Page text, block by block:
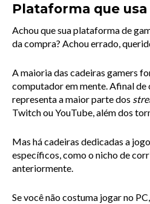
Plataforma que
Achou que sua plataforma de
da compra? Achou errado,
A maioria das cadeiras gamers
computador em mente. Afinal
representa a maior parte dos
Twitch ou YouTube, além dos
Mas há cadeiras dedicadas a
específicos, como o nicho de
anteriormente.
Se você não costuma jogar no